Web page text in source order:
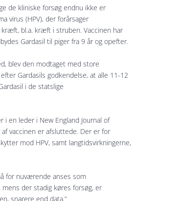
de kliniske forsøg endnu ikke er
virus (HPV), der forårsager
bl.a. kræft i struben. Vaccinen har
Gardasil til piger fra 9 år og opefter.
blev den modtaget med store
Gardasils godkendelse, at alle 11-12
i de statslige
en leder i New England Journal of
vaccinen er afsluttede. Der er for
mod HPV, samt langtidsvirkningerne,
for nuværende anses som
der stadig køres forsøg, er
snarere end data.”